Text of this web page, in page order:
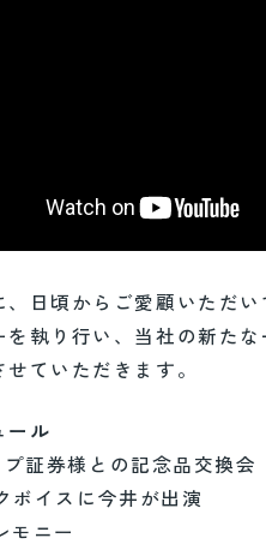
、日頃からご愛顧いただ
を執り行い、当社の新た
ていただきます。
ール
証券様との記念品交換会
ボイスに今井が出演
モニー